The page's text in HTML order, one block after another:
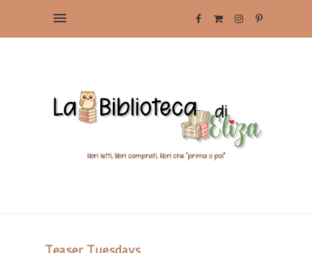
Teaser Tuesdays